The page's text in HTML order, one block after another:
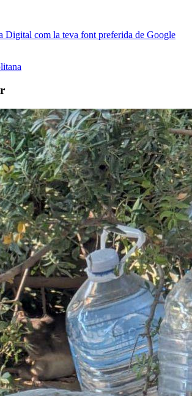
Digital com la teva font preferida de Google